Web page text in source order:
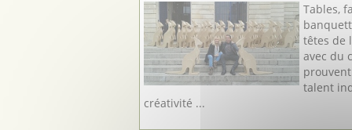
Tables,
têtes de
avec du
talent
créativité ...